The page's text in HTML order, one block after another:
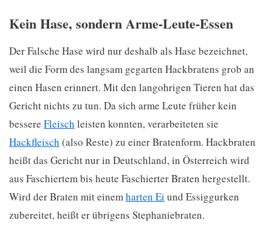
Kein Hase, sondern Arme-Leute-Essen
Der Falsche Hase wird nur deshalb als Hase bezeichnet,
weil die Form des langsam gegarten Hackbratens grob an
einen Hasen erinnert. Mit den langohrigen Tieren hat das
Gericht nichts zu tun. Da sich arme Leute früher kein
bessere Fleisch leisten konnten, verarbeiteten sie
Hackfleisch (also Reste) zu einer Bratenform. Hackbraten
heißt das Gericht nur in Deutschland, in Österreich wird
aus Faschiertem bis heute Faschierter Braten hergestellt.
Wird der Braten mit einemharten Ei und Essiggurken
zubereitet, heißt er übrigens Stephaniebraten.